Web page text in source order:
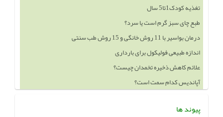
تغذیه کودک1تا5 سال
طبع چای سبز گرم است یا سرد؟
درمان بواسیر با 11 روش خانگی و 15 روش طب سنتی
اندازه طبیعی فولیکول برای بارداری
علائم کاهش ذخیره تخمدان چیست؟
آپاندیس کدام سمت است؟
پیوند ها